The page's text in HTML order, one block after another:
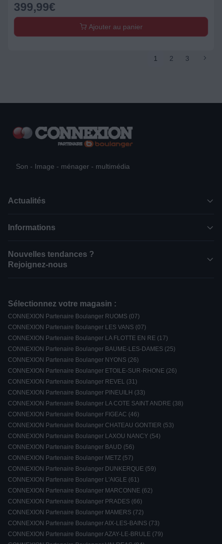
399,99€
Ajouter au panier
1 2 3
Son - Image - ménager - multimédia
Actualités
Informations
Nouvelles tendances ?
Rejoignez-nous
Sélectionnez votre magasin :
CONNEXION Partenaire Boulanger RUOMS (07)
CONNEXION Partenaire Boulanger LES VANS (07)
CONNEXION Partenaire Boulanger LA FLOTTE EN RE (17)
CONNEXION Partenaire Boulanger BAUME-LES-DAMES (25)
CONNEXION Partenaire Boulanger NYONS (26)
CONNEXION Partenaire Boulanger ETOILE-SUR-RHONE (26)
CONNEXION Partenaire Boulanger REVEL (31)
CONNEXION Partenaire Boulanger PINEUILH (33)
CONNEXION Partenaire Boulanger LA COTE SAINT ANDRE (38)
CONNEXION Partenaire Boulanger FIGEAC (46)
CONNEXION Partenaire Boulanger CHATEAU GONTIER (53)
CONNEXION Partenaire Boulanger LAXOU NANCY (54)
CONNEXION Partenaire Boulanger BAUD (56)
CONNEXION Partenaire Boulanger METZ (57)
CONNEXION Partenaire Boulanger DUNKERQUE (59)
CONNEXION Partenaire Boulanger L'AIGLE (61)
CONNEXION Partenaire Boulanger MARCONNE (62)
CONNEXION Partenaire Boulanger PRADES (66)
CONNEXION Partenaire Boulanger MAMERS (72)
CONNEXION Partenaire Boulanger AIX-LES-BAINS (73)
CONNEXION Partenaire Boulanger AZAY-LE-BRULE (79)